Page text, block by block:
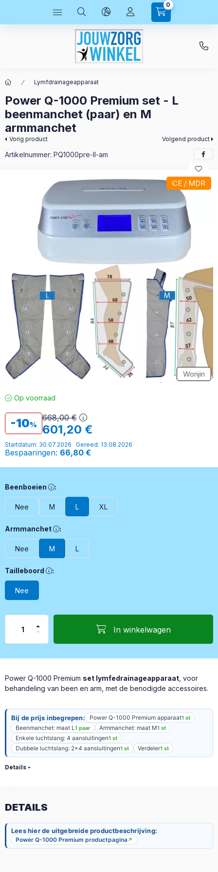
0
Lymfdrainageapparaat
Power Q-1000 Premium set - L
beenmanchet (paar) en M
armmanchet
Vorig product Volgend product
Artikelnummer: PQ1000pre-ll-am
CE / MDR
Wonjin
Op voorraad
10 668,00€
601,20 €
Startdatum: 30.07.2026 Gereed: 13.08.2026
Bespaaringen 66,80 €
Beenboeien, Optionele accessoires voor de behandeling
Beenboeien :
Nee M L XL
Armmanchet, Optionele accessoire voor de behandeling
Armmanchet :
Nee M L
Tailleboord, Een accessoire voor de behandeling van het
Tailleboord :
Nee
In winkelwagen
Power Q-1000 Premium set lymfedrainageapparaat , voor
behandeling van been en arm, met de benodigde accessoires.
Bij de prijs inbegrepen: Power Q-1000 Premium apparaat1 st
Beenmanchet: maat L1 paar Armmanchet: maat M1 st
Enkele luchtslang: 4 aansluitingen1 st
Dubbele luchtslang: 2x4 aansluitingen1 st Verdeler1 st
Details
DETAILS
Lees hier de uitgebreide productbeschrijving:
Power Q-1000 Premium productpagina↗